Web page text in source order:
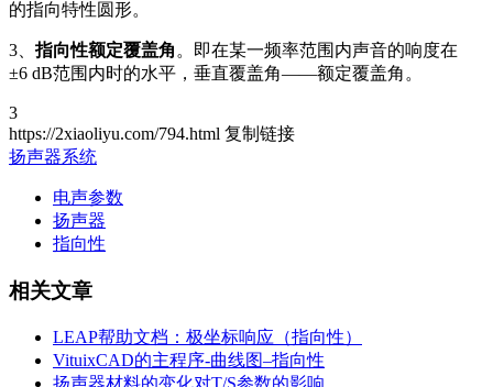
的指向特性圆形。
3、指向性额定覆盖角。即在某一频率范围内声音的响度在
±6 dB范围内时的水平，垂直覆盖角——额定覆盖角。
3
https://2xiaoliyu.com/794.html 复制链接
扬声器系统
电声参数
扬声器
指向性
相关文章
LEAP帮助文档：极坐标响应（指向性）
VituixCAD的主程序-曲线图–指向性
扬声器材料的变化对T/S参数的影响